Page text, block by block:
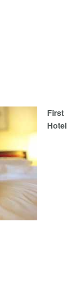
First
Hotel